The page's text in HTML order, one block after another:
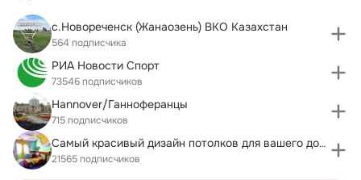
с.Новореченск (Жанаозень) ВКО Казахстан
564 подписчика
РИА Новости Спорт
73546 подписчиков
Hannover/Ганноферанцы
715 подписчиков
Самый красивый дизайн потолков для вашего дома.
21565 подписчиков